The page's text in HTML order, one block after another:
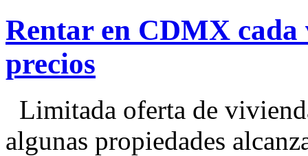
Rentar en CDMX cada
precios
Limitada oferta de
algunas propiedades